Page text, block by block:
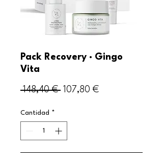
Pack Recovery · Gingo
Vita
148,40 € Precio
107,80 €Precio
Cantidad *